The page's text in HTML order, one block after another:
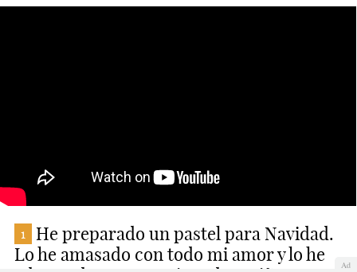
1
He preparado un pastel para Navidad.
Lo he amasado con todo mi amor y lo he
Ad